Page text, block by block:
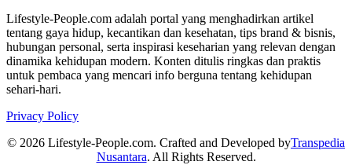
Lifestyle-People.com adalah portal yang menghadirkan artikel
tentang gaya hidup, kecantikan dan kesehatan, tips brand & bisnis,
hubungan personal, serta inspirasi keseharian yang relevan dengan
dinamika kehidupan modern. Konten ditulis ringkas dan praktis
untuk pembaca yang mencari info berguna tentang kehidupan
sehari-hari.
Privacy Policy
© 2026 Lifestyle-People.com. Crafted and Developed byTranspedia
Nusantara. All Rights Reserved.